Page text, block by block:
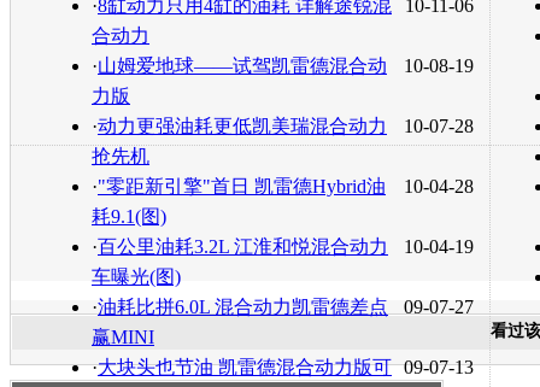
10-11-06
·8缸动力只用4缸的油耗 详解途锐混
合动力
10-08-19
·山姆爱地球——试驾凯雷德混合动
力版
10-07-28
·动力更强油耗更低凯美瑞混合动力
抢先机
10-04-28
·"零距新引擎"首日 凯雷德Hybrid油
耗9.1(图)
10-04-19
·百公里油耗3.2L 江淮和悦混合动力
车曝光(图)
09-07-27
·油耗比拼6.0L 混合动力凯雷德差点
赢MINI
09-07-13
·大块头也节油 凯雷德混合动力版可
看过